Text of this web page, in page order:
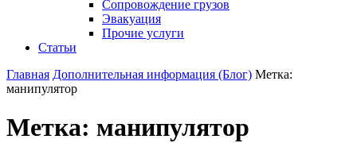
Сопровождение грузов
Эвакуация
Прочие услуги
Статьи
Главная Дополнительная информация (Блог) Метка:
манипулятор
Метка: манипулятор